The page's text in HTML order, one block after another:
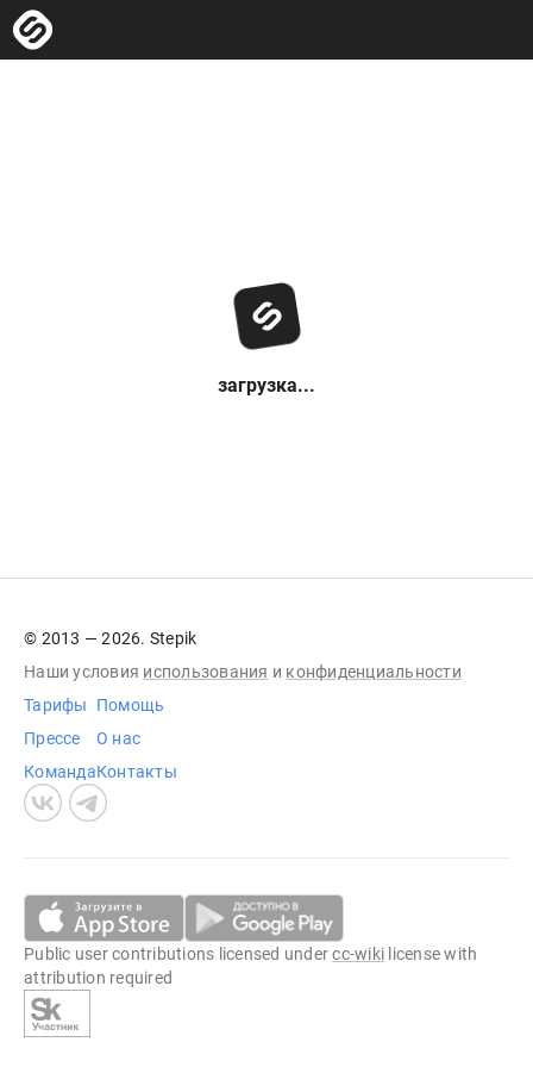
загрузка...
© 2013 — 2026. Stepik
Наши условия использования и конфиденциальности
Тарифы
Прессе
Команда
Помощь
О нас
Контакты
Public user contributions licensed undercc-wiki license with
attribution required